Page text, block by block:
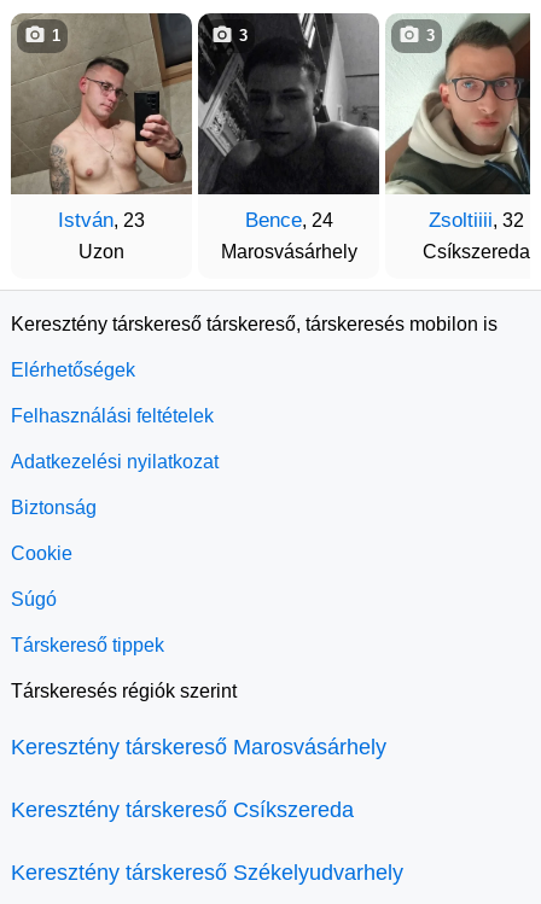
István, 23
Uzon
1
Bence, 24
Marosvásárhely
3
Zsoltiiii, 32
Csíkszereda
3
Keresztény társkereső társkereső, társkeresés mobilon is
Elérhetőségek
Felhasználási feltételek
Adatkezelési nyilatkozat
Biztonság
Cookie
Súgó
Társkereső tippek
Társkeresés régiók szerint
Keresztény társkereső Marosvásárhely
Keresztény társkereső Csíkszereda
Keresztény társkereső Székelyudvarhely